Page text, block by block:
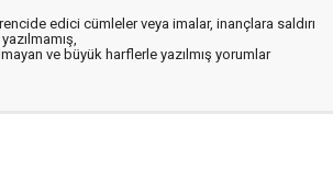
edici cümleler veya imalar, inançlara saldırı
ve büyük harflerle yazılmış yorumlar